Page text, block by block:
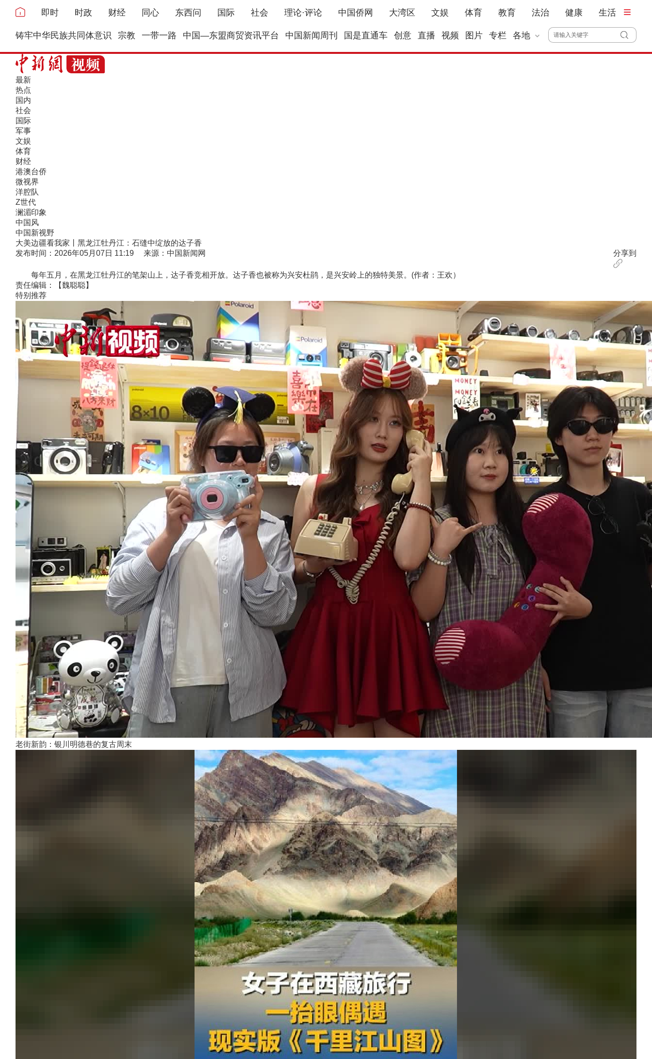
即时 时政 财经 同心 东西问 国际 社会 理论·评论 中国侨网 大湾区 文娱 体育 教育 法治 健康 生活
铸牢中华民族共同体意识 宗教 一带一路 中国—东盟商贸资讯平台 中国新闻周刊 国是直通车 创意 直播 视频 图片 专栏 各地
最新
热点
国内
社会
国际
军事
文娱
体育
财经
港澳台侨
微视界
洋腔队
Z世代
澜湄印象
中国风
中国新视野
大美边疆看我家丨黑龙江牡丹江：石缝中绽放的达子香
发布时间：2026年05月07日 11:19 来源：中国新闻网
分享到
每年五月，在黑龙江牡丹江的笔架山上，达子香竞相开放。达子香也被称为兴安杜鹃，是兴安岭上的独特美景。(作者：王欢）
责任编辑：【魏聪聪】
特别推荐
老街新韵：银川明德巷的复古周末